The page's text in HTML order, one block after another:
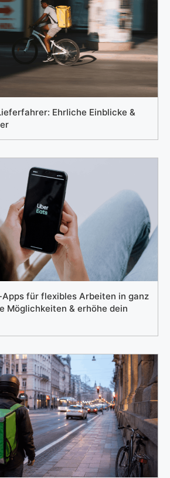
Ehrliche Einblicke &
für flexibles Arbeiten in ganz
Möglichkeiten & erhöhe dein